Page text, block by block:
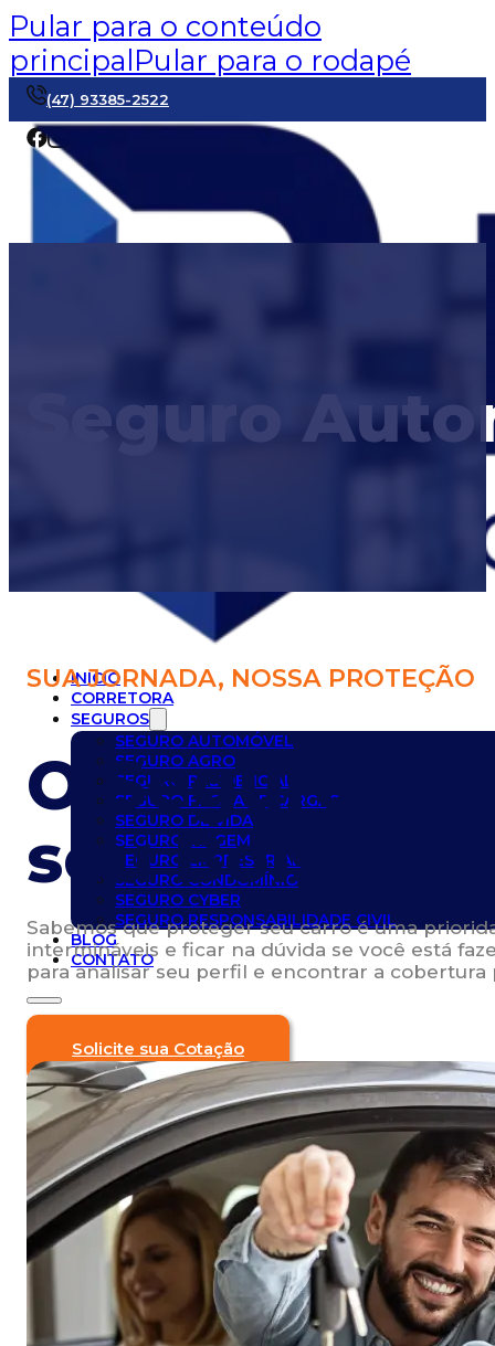
Pular para o conteúdo
principalPular para o rodapé
(47) 93385-2522
INICIO
CORRETORA
SEGUROS
SEGURO AUTOMÓVEL
SEGURO AGRO
SEGURO RESIDENCIAL
SEGURO FROTAS E CARGAS
SEGURO DE VIDA
SEGURO VIAGEM
SEGURO EMPRESARIAL
SEGURO CONDOMÍNIO
SEGURO CYBER
SEGURO RESPONSABILIDADE CIVIL
BLOG
CONTATO
Seguro
SUA JORNADA, NOSSA PROTEÇÃO
O Seguro
seu Bolso
Sabemos que proteger seu carro é uma
intermináveis e ficar na dúvida se você está
para analisar seu perfil e encontrar a
Solicite sua Cotação